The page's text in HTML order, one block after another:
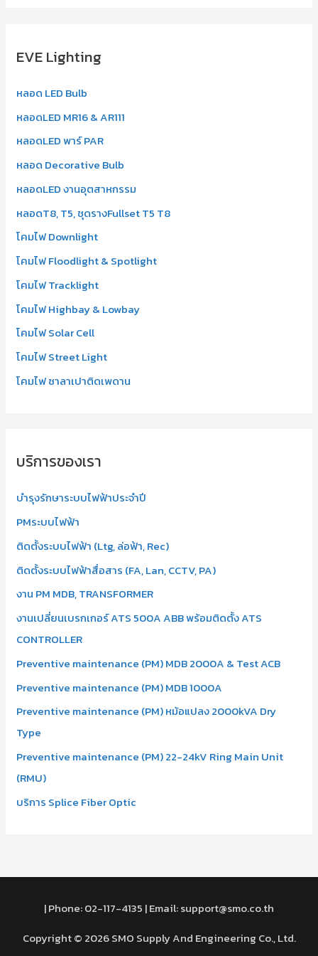
c
f
o
r
:
EVE Lighting
หลอด LED Bulb
หลอดLED MR16 & AR111
หลอดLED พาร์ PAR
หลอด Decorative Bulb
หลอดLED งานอุตสาหกรรม
หลอดT8, T5, ชุดรางFullset T5 T8
โคมไฟ Downlight
โคมไฟ Floodlight & Spotlight
โคมไฟ Tracklight
โคมไฟ Highbay & Lowbay
โคมไฟ Solar Cell
โคมไฟ Street Light
โคมไฟ ซาลาเปาติดเพดาน
บริการของเรา
บำรุงรักษาระบบไฟฟ้าประจำปี
PMระบบไฟฟ้า
ติดตั้งระบบไฟฟ้า (Ltg, ล่อฟ้า, Rec)
ติดตั้งระบบไฟฟ้าสื่อสาร (FA, Lan, CCTV, PA)
งาน PM MDB, TRANSFORMER
งานเปลี่ยนเบรกเกอร์ ATS 500A ABB พร้อมติดตั้ง ATS
CONTROLLER
Preventive maintenance (PM) MDB 2000A & Test ACB
Preventive maintenance (PM) MDB 1000A
Preventive maintenance (PM) หม้อแปลง 2000kVA Dry
Type
Preventive maintenance (PM) 22-24kV Ring Main Unit
(RMU)
บริการ Splice Fiber Optic
| Phone: 02-117-4135 | Email: support@smo.co.th
Copyright © 2026 SMO Supply And Engineering Co., Ltd.